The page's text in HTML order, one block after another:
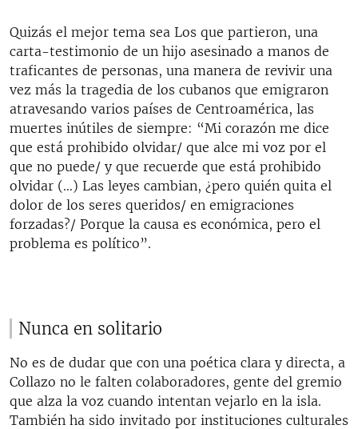
Quizás el mejor tema sea Los que partieron, una
carta-testimonio de un hijo asesinado a manos de
traficantes de personas, una manera de revivir una
vez más la tragedia de los cubanos que emigraron
atravesando varios países de Centroamérica, las
muertes inútiles de siempre: “Mi corazón me dice
que está prohibido olvidar/ que alce mi voz por el
que no puede/ y que recuerde que está prohibido
olvidar (…) Las leyes cambian, ¿pero quién quita el
dolor de los seres queridos/ en emigraciones
forzadas?/ Porque la causa es económica, pero el
problema es político”.
Nunca en solitario
No es de dudar que con una poética clara y directa, a
Collazo no le falten colaboradores, gente del gremio
que alza la voz cuando intentan vejarlo en la isla.
También ha sido invitado por instituciones culturales